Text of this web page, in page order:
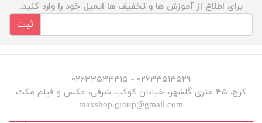
برای اطلاع از آموزش ها و تخفیف ها ایمیل خود را وارد کنید.
ثبت
۰۲۶۳۳۵۱۳۵۲۹ - ۰۲۶۳۳۵۳۴۳۱۵
کرج، ۴۵ متری گلشهر، خیابان کوکب شرقی، عکس و فیلم مکث
maxshop.group@gmail.com